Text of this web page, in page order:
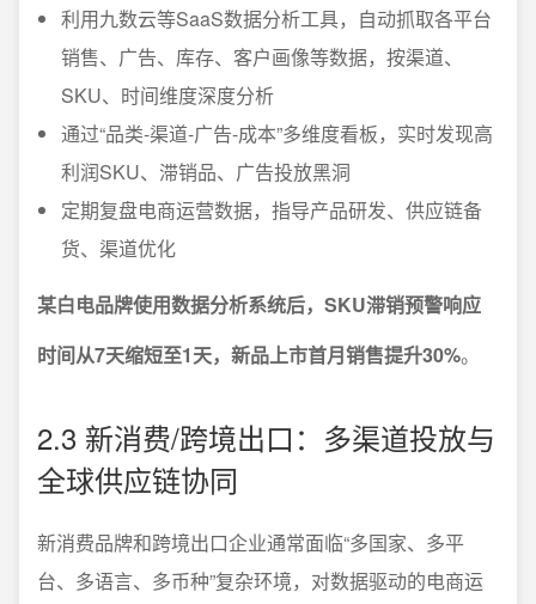
利用九数云等SaaS数据分析工具，自动抓取各平台
销售、广告、库存、客户画像等数据，按渠道、
SKU、时间维度深度分析
通过“品类-渠道-广告-成本”多维度看板，实时发现高
利润SKU、滞销品、广告投放黑洞
定期复盘电商运营数据，指导产品研发、供应链备
货、渠道优化
某白电品牌使用数据分析系统后，SKU滞销预警响应
时间从7天缩短至1天，新品上市首月销售提升30%。
2.3 新消费/跨境出口：多渠道投放与
全球供应链协同
新消费品牌和跨境出口企业通常面临“多国家、多平
台、多语言、多币种”复杂环境，对数据驱动的电商运